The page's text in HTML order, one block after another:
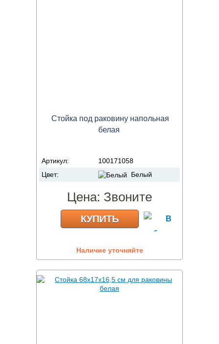
Стойка под раковину напольная
белая
Артикул:
100171058
Цвет:
Белый
Цена: Звоните
КУПИТЬ
Наличие уточняйте